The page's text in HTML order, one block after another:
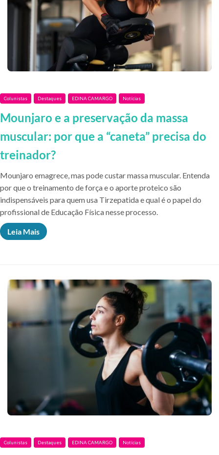
Colunistas Destaques EDINA CAMARGO Notícias
Mounjaro e a preservação da massa
muscular: por que a “caneta” precisa do
treinador?
Mounjaro emagrece, mas pode custar massa muscular. Entenda
por que o treinamento de força e o aporte proteico são
indispensáveis para quem usa Tirzepatida e qual é o papel do
profissional de Educação Física nesse processo.
Leia Mais
Colunistas Destaques EDINA CAMARGO Notícias